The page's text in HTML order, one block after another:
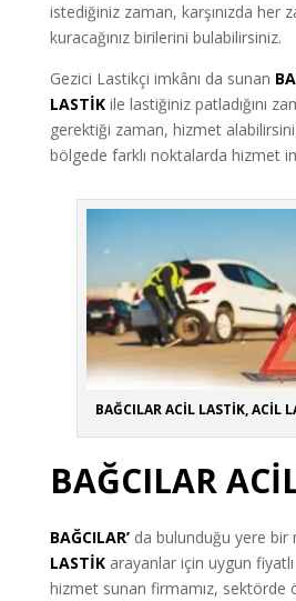
istediğiniz zaman, karşınızda her
kuracağınız birilerini bulabilirsiniz.
Gezici Lastikçi imkânı da sunan
LASTİK ile lastiğiniz patladığını
gerektiği zaman, hizmet
bölgede farklı noktalarda hizmet
BAĞCILAR ACİL LASTİK, ACİL
BAĞCILAR
BAĞCILAR’ da bulunduğu yere bir
LASTİK arayanlar için uygun fiyatlı
hizmet sunan firmamız, sektörde